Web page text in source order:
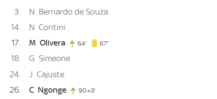
3 N Bernardo de Souza
14
N Contini
17
M Olivera 64' 64. minute
67'
18 G Simeone
24
J Cajuste
26
C Ngonge 90+3'